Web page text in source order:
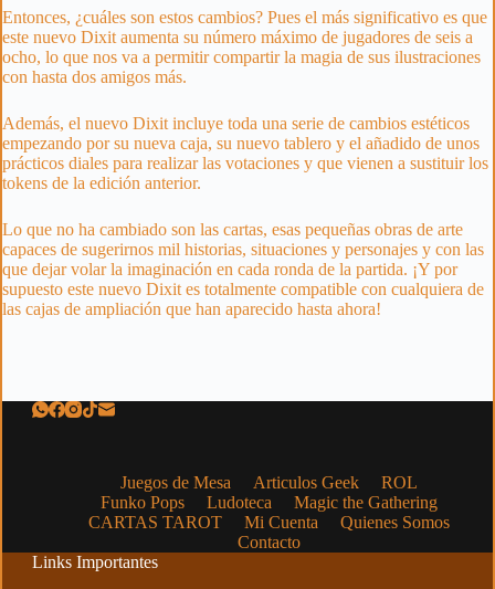
Entonces, ¿cuáles son estos cambios? Pues el más significativo es que
este nuevo Dixit aumenta su número máximo de jugadores de seis a
ocho, lo que nos va a permitir compartir la magia de sus ilustraciones
con hasta dos amigos más.
Además, el nuevo Dixit incluye toda una serie de cambios estéticos
empezando por su nueva caja, su nuevo tablero y el añadido de unos
prácticos diales para realizar las votaciones y que vienen a sustituir los
tokens de la edición anterior.
Lo que no ha cambiado son las cartas, esas pequeñas obras de arte
capaces de sugerirnos mil historias, situaciones y personajes y con las
que dejar volar la imaginación en cada ronda de la partida. ¡Y por
supuesto este nuevo Dixit es totalmente compatible con cualquiera de
las cajas de ampliación que han aparecido hasta ahora!
Juegos de Mesa Articulos Geek
ROL
Funko Pops
Ludoteca
Magic the Gathering
CARTAS TAROT
Mi Cuenta
Quienes Somos
Contacto
Links Importantes